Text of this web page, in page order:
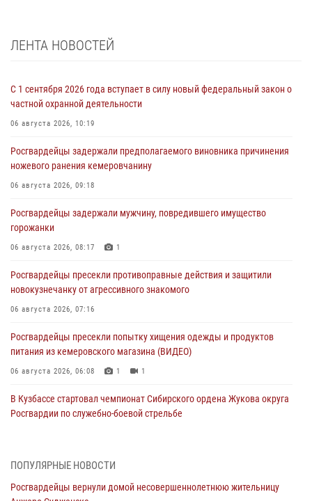
ЛЕНТА НОВОСТЕЙ
С 1 сентября 2026 года вступает в силу новый федеральный закон о
частной охранной деятельности
06 августа 2026, 10:19
Росгвардейцы задержали предполагаемого виновника причинения
ножевого ранения кемеровчанину
06 августа 2026, 09:18
Росгвардейцы задержали мужчину, повредившего имущество
горожанки
06 августа 2026, 08:17 1
Росгвардейцы пресекли противоправные действия и защитили
новокузнечанку от агрессивного знакомого
06 августа 2026, 07:16
Росгвардейцы пресекли попытку хищения одежды и продуктов
питания из кемеровского магазина (ВИДЕО)
06 августа 2026, 06:08 1 1
В Кузбассе стартовал чемпионат Сибирского ордена Жукова округа
Росгвардии по служебно-боевой стрельбе
Росгвардейцы задержали в Кемерове дебошира, устроившего
05 августа 2026, 09:30
ПОПУЛЯРНЫЕ НОВОСТИ
Росгвардейцы вернули домой несовершеннолетнюю жительницу